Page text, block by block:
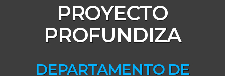
PROYECTO
PROFUNDIZA
DEPARTAMENTO DE